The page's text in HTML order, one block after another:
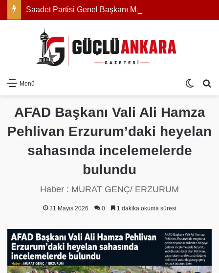
Menü Dış
AFAD Başkanı Vali Ali Hamza
Pehlivan Erzurum’daki heyelan
sahasında incelemelerde
bulundu
Haber : MURAT GENÇ/ ERZURUM
31 Mayıs 2026 0 1 dakika okuma süresi